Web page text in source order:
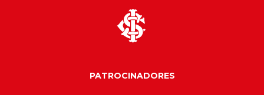
PATROCINADORES